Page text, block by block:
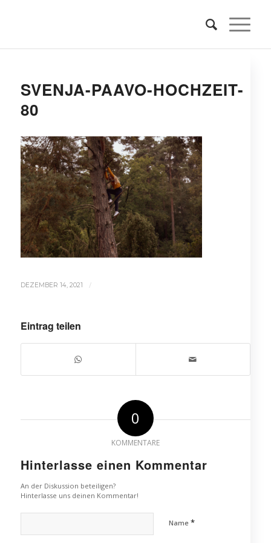
SVENJA-PAAVO-HOCHZEIT-
80
DEZEMBER 14, 2021 /
Eintrag teilen
0
KOMMENTARE
Hinterlasse einen Kommentar
An der Diskussion beteiligen?
Hinterlasse uns deinen Kommentar!
Name *